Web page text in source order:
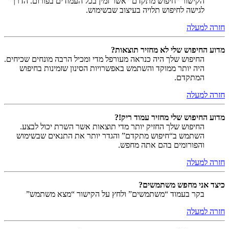
לגישה לחיפוש תלויה בעיצוב שבשימוש.
חזרה למעלה
מדוע החיפוש שלי לא מחזיר תוצאות?
החיפוש שלך היה כנראה מעורפל מדי ומכיל הרבה מונחים שכיחים.
היה יותר ממוקד והשתמש באפשרויות הסינון שזמינות בחיפוש
המתקדם.
חזרה למעלה
מדוע החיפוש שלי מחזיר עמוד ריק!?
החיפוש שלך החזיק יותר מדי תוצאות אשר השרת יכול לבצע.
השתמש ב“חיפוש מתקדם” והגדר יותר את התנאים שבשימוש
והפורומים בהם אתה מחפש.
חזרה למעלה
כיצד אני מחפש משתמשים?
בקר בעמוד “משתמשים” ולחץ על הקישור “מצא משתמש”
חזרה למעלה